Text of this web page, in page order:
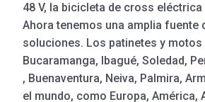
48 V, la bicicleta de cross
Ahora tenemos una amplia
soluciones. Los patinetes y
Bucaramanga, Ibagué, Soledad,
, Buenaventura, Neiva, Palmira,
el mundo, como Europa, América,